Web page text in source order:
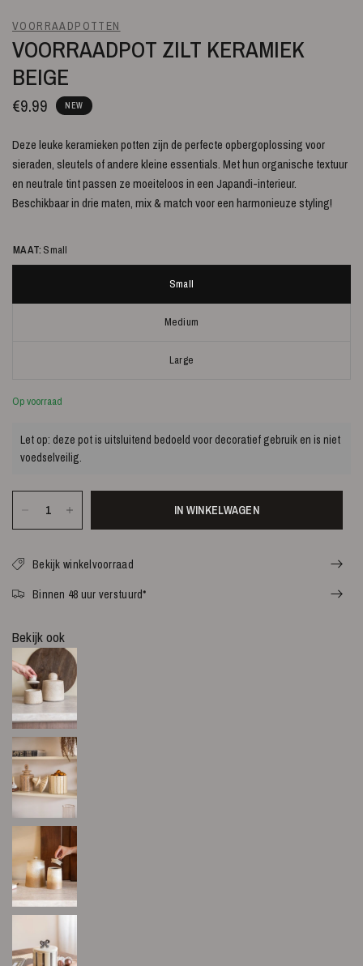
VOORRAADPOTTEN
VOORRAADPOT ZILT KERAMIEK
BEIGE
€9.99 NEW
Deze leuke keramieken potten zijn de perfecte opbergoplossing voor
sieraden, sleutels of andere kleine essentials. Met hun organische textuur
en neutrale tint passen ze moeiteloos in een Japandi-interieur.
Beschikbaar in drie maten, mix & match voor een harmonieuze styling!
MAAT: Small
Small
Medium
Large
Op voorraad
Let op: deze pot is uitsluitend bedoeld voor decoratief gebruik en is niet
voedselveilig.
IN WINKELWAGEN
Bekijk winkelvoorraad
Binnen 48 uur verstuurd*
Bekijk ook